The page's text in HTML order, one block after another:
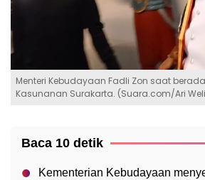
Menteri Kebudayaan Fadli Zon saat
Kasunanan Surakarta. (Suara.com/Ari
Baca 10 detik
Kementerian Kebudayaan